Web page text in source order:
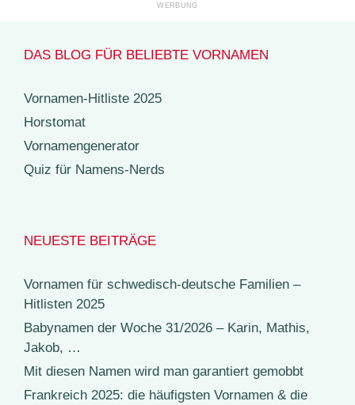
DAS BLOG FÜR BELIEBTE VORNAMEN
Vornamen-Hitliste 2025
Horstomat
Vornamengenerator
Quiz für Namens-Nerds
NEUESTE BEITRÄGE
Vornamen für schwedisch-deutsche Familien –
Hitlisten 2025
Babynamen der Woche 31/2026 – Karin, Mathis,
Jakob, …
Mit diesen Namen wird man garantiert gemobbt
Frankreich 2025: die häufigsten Vornamen & die